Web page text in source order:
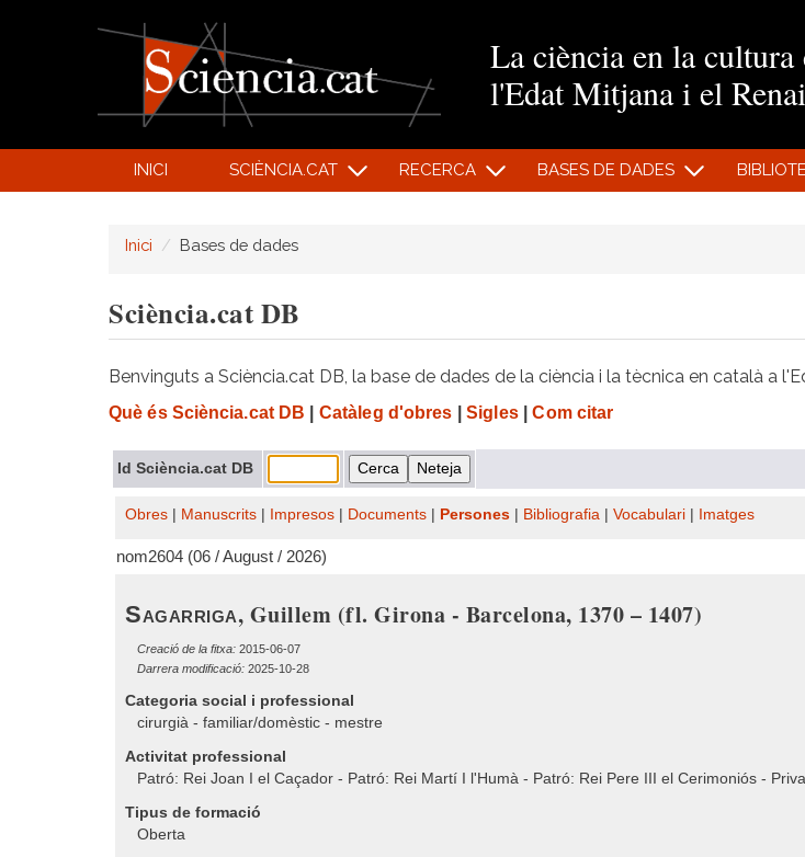
La ciència en la cultura
l'Edat Mitjana i el
INICI SCIÈNCIA.CAT RECERCA BASES DE DADES
Inici Bases de dades
Sciència.cat DB
Benvinguts a Sciència.cat DB, la base de dades de la ciència i la tècnica en català a
Què és Sciència.cat DB Catàleg d'obres Sigles| Com citar
Id Sciència.cat DB
Obres Manuscrits Impresos Documents Persones Bibliografia Vocabulari Imatges
nom2604 (06 / August / 2026)
Sagarriga, Guillem (fl. Girona - Barcelona, 1370 – 1407)
Creació de la fitxa: 2015-06-07
Darrera modificació: 2025-10-28
Categoria social i professional
cirurgià - familiar/domèstic - mestre
Activitat professional
Patró: Rei Joan I el Caçador - Patró: Rei Martí I l'Humà - Patró: Rei Pere III el Cerimoniós -
Tipus de formació
Oberta